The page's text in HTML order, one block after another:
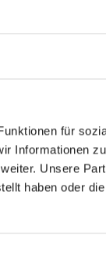
für
Informationen
Unsere
haben oder